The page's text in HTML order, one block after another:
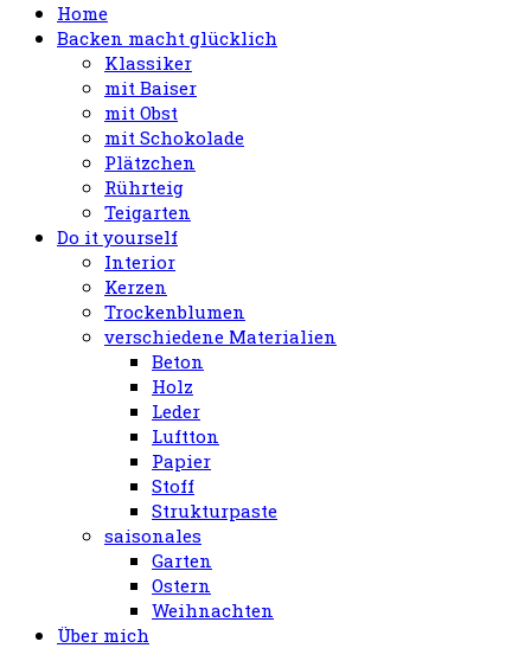
Home
Backen macht glücklich
Klassiker
mit Baiser
mit Obst
mit Schokolade
Plätzchen
Rührteig
Teigarten
Do it yourself
Interior
Kerzen
Trockenblumen
verschiedene Materialien
Beton
Holz
Leder
Luftton
Papier
Stoff
Strukturpaste
saisonales
Garten
Ostern
Weihnachten
Über mich